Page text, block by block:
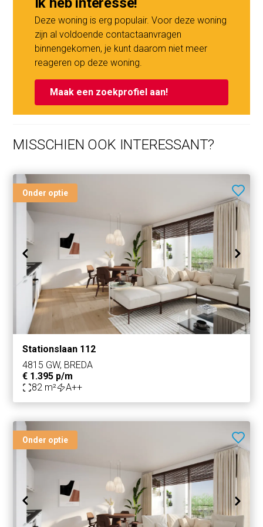
gestart in 2021 met een verwachte oplevering van eind
2023. De verhuur is van start gegaan!
Deze woning is erg populair. Voor deze woning
zijn al voldoende contactaanvragen
binnengekomen, je kunt daarom niet meer
reageren op deze woning.
Maak een zoekprofiel aan!
MISSCHIEN OOK INTERESSANT?
Onder optie
Stationslaan 112
4815 GW, BREDA
€ 1.395 p/m
82 m²
A++
Onder optie